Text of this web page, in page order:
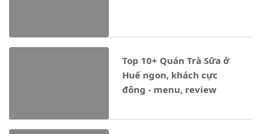
Top 10+ Quán Trà Sữa ở
Huế ngon, khách cực
đông - menu, review
Notice: Undefined property: stdClass::$ten_loai in